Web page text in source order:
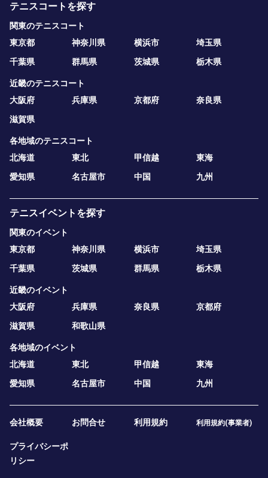
テニスコートを探す
関東のテニスコート
東京都
神奈川県 横浜市
埼玉県
千葉県
群馬県 茨城県 栃木県
近畿のテニスコート
大阪府
兵庫県 京都府
奈良県
滋賀県
各地域のテニスコート
北海道
東北 甲信越
東海
愛知県
名古屋市 中国 九州
テニスイベントを探す
関東のイベント
東京都
神奈川県 横浜市
埼玉県
千葉県
茨城県 群馬県 栃木県
近畿のイベント
大阪府
兵庫県 奈良県
京都府
滋賀県
和歌山県
各地域のイベント
北海道
東北 甲信越
東海
愛知県
名古屋市 中国 九州
会社概要 お問合せ 利用規約 利用規約(事業者)
プライバシーポ
リシー